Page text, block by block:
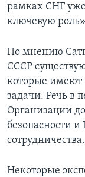
рамках СНГ
ключевую
По мнению
СССР
которые имеют
задачи. Речь в
Организации
безопасности
сотрудничества.
Некоторые